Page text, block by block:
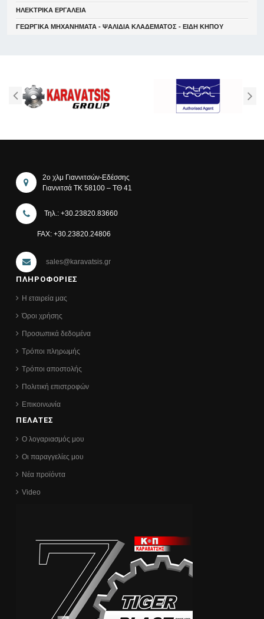
ΗΛΕΚΤΡΙΚΑ ΕΡΓΑΛΕΙΑ
ΓΕΩΡΓΙΚΑ ΜΗΧΑΝΗΜΑΤΑ - ΨΑΛΙΔΙΑ ΚΛΑΔΕΜΑΤΟΣ - ΕΙΔΗ ΚΗΠΟΥ
2ο χλμ Γιαννιτσών-Εδέσσης
Γιαννιτσά ΤΚ 58100 – ΤΘ 41
Τηλ.: +30.23820.83660
FAX: +30.23820.24806
sales@karavatsis.gr
ΠΛΗΡΟΦΟΡΙΕΣ
Η εταιρεία μας
Όροι χρήσης
Προσωπικά δεδομένα
Τρόποι πληρωμής
Τρόποι αποστολής
Πολιτική επιστροφών
Επικοινωνία
ΠΕΛΑΤΕΣ
Ο λογαριασμός μου
Οι παραγγελίες μου
Νέα προϊόντα
Video